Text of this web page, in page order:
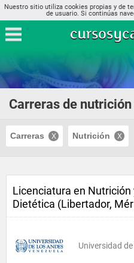
Nuestro sitio utiliza cookies propias y de
de usuario. Si continúas
Carreras de
Carreras Nutrición
Licenciatura en Nutrición
Dietética (Libertador,
Universidad